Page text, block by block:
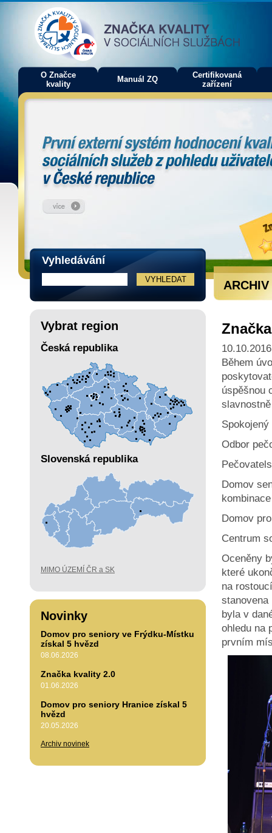
O Značce
kvality
Manuál ZQ
Certifikovaná
zařízení
Vyhledávání
Vybrat region
Česká republika
Slovenská republika
MIMO ÚZEMÍ ČR a SK
Novinky
Domov pro seniory ve Frýdku-Místku
získal 5 hvězd
08.06.2026
Značka kvality 2.0
01.06.2026
Domov pro seniory Hranice získal 5
hvězd
20.05.2026
Archiv novinek
10.10.2016
Během
úspěšnou
Odbor
Domov
Domov
Centrum
Oceněny
které
na
byla v
ohledu na
prvním